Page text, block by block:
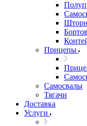
Прицепы
Самосвалы
Тягачи
Доставка
Услуги